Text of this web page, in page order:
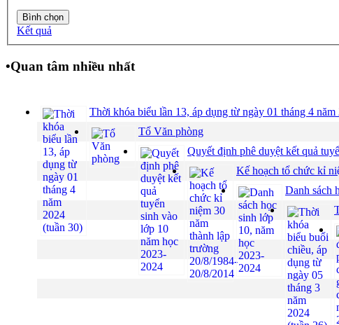
Kết quả
•Quan tâm nhiều nhất
Thời khóa biểu lần 13, áp dụng từ ngày 01 tháng 4 năm
Tổ Văn phòng
Quyết định phê duyệt kết quả
Kế hoạch tổ chức kỉ
Danh sách